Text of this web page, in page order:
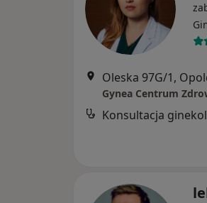
Oleska 97G/1,
Gynea Centrum
Konsultacja